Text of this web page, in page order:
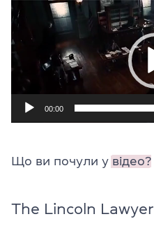
Відеопрогравач
00:00
Що ви почули у відео?
The Lincoln Lawyer